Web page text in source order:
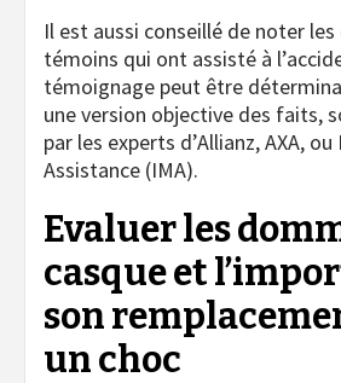
Il est aussi conseillé de noter
témoins qui ont assisté à
témoignage peut être
une version objective des faits,
par les experts d’Allianz, AXA,
Assistance (IMA).
Evaluer les
casque et
son
un choc